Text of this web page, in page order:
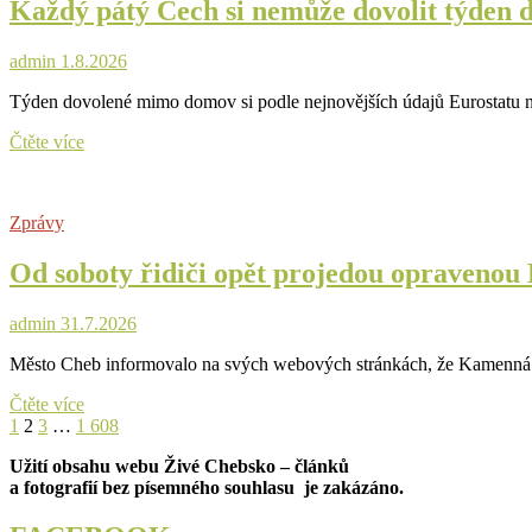
Každý pátý Čech si nemůže dovolit týden
admin 1.8.2026
Týden dovolené mimo domov si podle nejnovějších údajů
Čtěte víceKaždý
týden
dovolené.
jsme
na
tom
než
většina
zemí
EU
Zprávy
Od soboty řidiči opět projedou
admin 31.7.2026
Město Cheb informovalo na svých webových stránkách, že
Čtěte víceOd
soboty
opět
projedou
Stránkování
příspěvků
Previous
Page
1 Page
2 Page
3 … Page
1 608Next
Užití obsahu webu Živé Chebsko – článků
a fotografií bez písemného souhlasu je zakázáno.